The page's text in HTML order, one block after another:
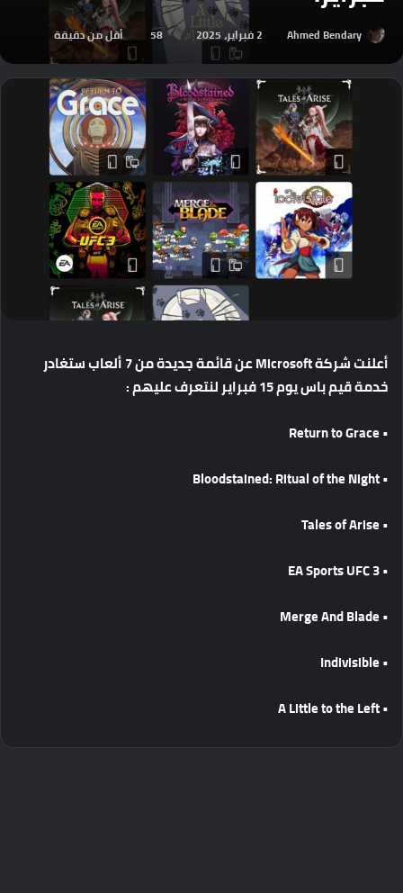
Ahmed Bendary 2 فبراير، 2025 58 أقل من دقيقة
أعلنتشركة عنقائمةجديدةمن ألعابستغادر
خدمةقيمباسيوم فبرايرلنتعرفعليهم:
• Return to Grace
• Bloodstained: Ritual of the Night
• Tales of Arise
• EA Sports UFC 3
• Merge And Blade
• Indivisible
• A Little to the Left